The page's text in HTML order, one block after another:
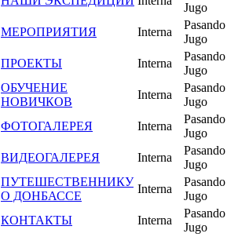
Jugo
МЕРОПРИЯТИЯ
Interna
Pasando
Jugo
ПРОЕКТЫ
Interna
Pasando
Jugo
ОБУЧЕНИЕ
НОВИЧКОВ
Interna
Pasando
Jugo
ФОТОГАЛЕРЕЯ
Interna
Pasando
Jugo
ВИДЕОГАЛЕРЕЯ
Interna
Pasando
Jugo
ПУТЕШЕСТВЕННИКУ
О ДОНБАССЕ
Interna
Pasando
Jugo
КОНТАКТЫ
Interna
Pasando
Jugo